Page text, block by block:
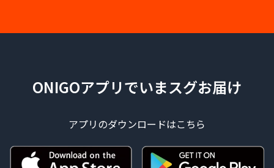
ONIGOアプリでいまスグお届け
アプリのダウンロードはこちら